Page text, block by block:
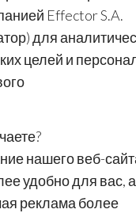
Effector S.A.
для
целей и
нашего веб-
удобно для вас, а
реклама более
со стандартом
ISO 9001:2015.